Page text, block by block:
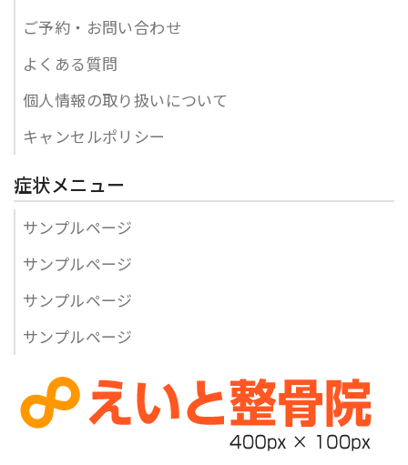
ご予約・お問い合わせ
よくある質問
個人情報の取り扱いについて
キャンセルポリシー
症状メニュー
サンプルページ
サンプルページ
サンプルページ
サンプルページ